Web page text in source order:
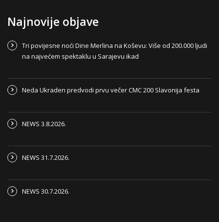
Najnovije objave
Tri povijesne noći Dine Merlina na Koševu: Više od 200.000 ljudi
na najvećem spektaklu u Sarajevu ikad
Neda Ukraden predvodi prvu večer CMC 200 Slavonija festa
NEWS 3.8.2026.
NEWS 31.7.2026.
NEWS 30.7.2026.